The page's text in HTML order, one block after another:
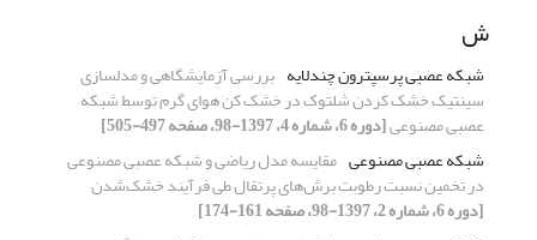
ش
شبکه عصبی پرسپترون چندلایه بررسی آزمایشگاهی و مدلسازی
سینتیک خشک کردن شلتوک در خشک کن هوای گرم توسط شبکه
عصبی مصنوعی[دوره 6، شماره 4، 1397-98، صفحه 497-505]
شبکه عصبی مصنوعی مقایسه مدل‌ ریاضی و شبکه عصبی مصنوعی
در تخمین نسبت رطوبت برش‌های پرتقال طی فرآیند خشک‌شدن
[دوره 6، شماره 2، 1397-98، صفحه 161-174]